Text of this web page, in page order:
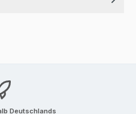
Deutschlands